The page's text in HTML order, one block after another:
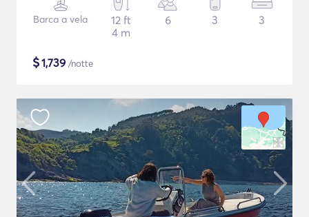
Barca a vela
12 ft
4 m
6 3 3
$1,739 /notte